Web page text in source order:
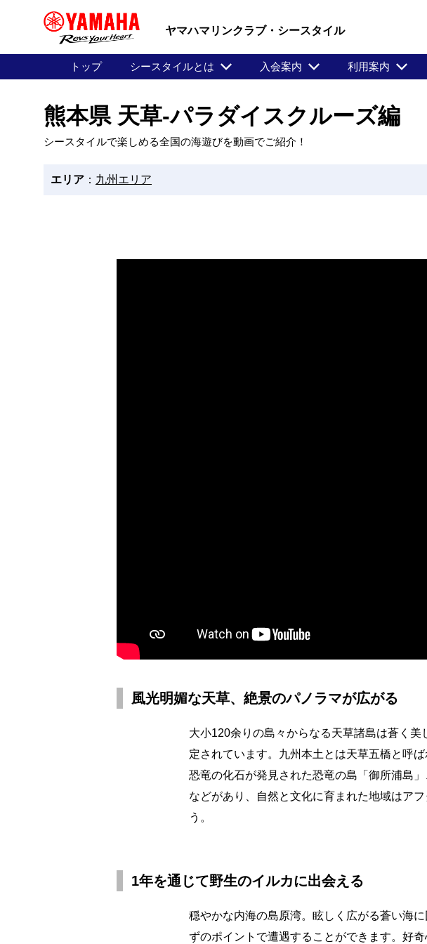
ヤマハマリンクラブ・シースタイル
トップ シースタイルとは 入会案内 利用案内
熊本県 天草-パラダイスクルーズ編
シースタイルで楽しめる全国の海遊びを動画でご紹介！
エリア ： 九州エリア
風光明媚な天草、絶景のパノラマが広がる
大小120余りの島々からなる天草諸島は蒼く
定されています。九州本土とは天草五橋と呼
恐竜の化石が発見された恐竜の島「御所浦島
などがあり、自然と文化に育まれた地域はア
う。
1年を通じて野生のイルカに出会える
穏やかな内海の島原湾。眩しく広がる蒼い海
ずのポイントで遭遇することができます。好